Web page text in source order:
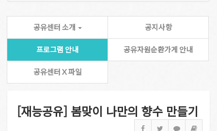
공유센터 소개 공지사항
프로그램 안내 공유자원순환가게 안내
공유센터 X 파일
[재능공유] 봄맞이 나만의 향수 만들기